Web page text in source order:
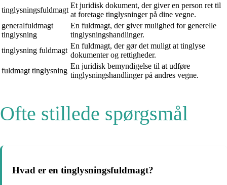
tinglysningsfuldmagt
Et juridisk dokument, der giver en person ret til
at foretage tinglysninger på dine vegne.
generalfuldmagt
tinglysning
En fuldmagt, der giver mulighed for generelle
tinglysningshandlinger.
tinglysning fuldmagt
En fuldmagt, der gør det muligt at tinglyse
dokumenter og rettigheder.
fuldmagt tinglysning
En juridisk bemyndigelse til at udføre
tinglysningshandlinger på andres vegne.
Ofte stillede spørgsmål
Hvad er en tinglysningsfuldmagt?